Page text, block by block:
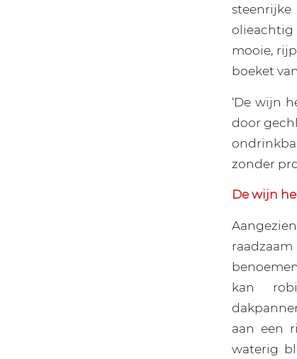
olieachtig
mooie,
boeket
‘De wijn
door
zonder
De wijn
kan
aan een
waterig